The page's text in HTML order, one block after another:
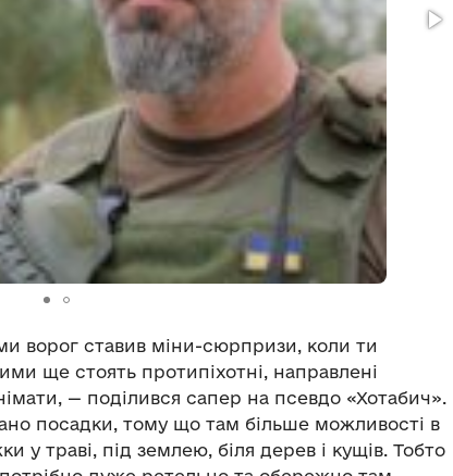
ворог ставив міни-сюрпризи, коли ти
ще стоять протипіхотні, направлені
— поділився сапер на псевдо «Хотабич».
посадки, тому що там більше можливості в
у траві, під землею, біля дерев і кущів. Тобто